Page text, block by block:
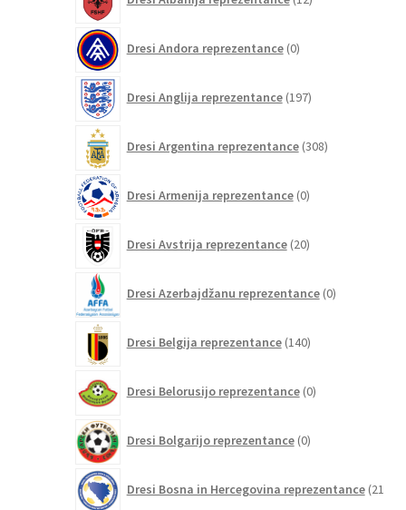
izdelkov
Dresi Andora reprezentance 0izdelkov
Dresi Anglija reprezentance 197izdelkov
Dresi Argentina reprezentance 308izdelkov
Dresi Armenija reprezentance 0izdelkov
Dresi Avstrija reprezentance 20izdelkov
Dresi Azerbajdžanu reprezentance 0izdelkov
Dresi Belgija reprezentance 140izdelkov
Dresi Belorusijo reprezentance 0izdelkov
Dresi Bolgarijo reprezentance 0izdelkov
Dresi Bosna in Hercegovina reprezentance 21